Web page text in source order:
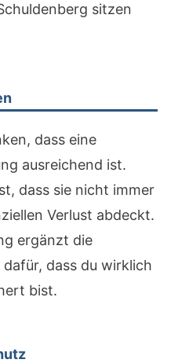
sitzen
dass eine
ausreichend ist.
dass sie nicht immer
Verlust abdeckt.
ergänzt die
dass du wirklich
bist.